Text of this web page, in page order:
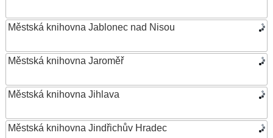
Městská knihovna Jablonec nad Nisou
Městská knihovna Jaroměř
Městská knihovna Jihlava
Městská knihovna Jindřichův Hradec